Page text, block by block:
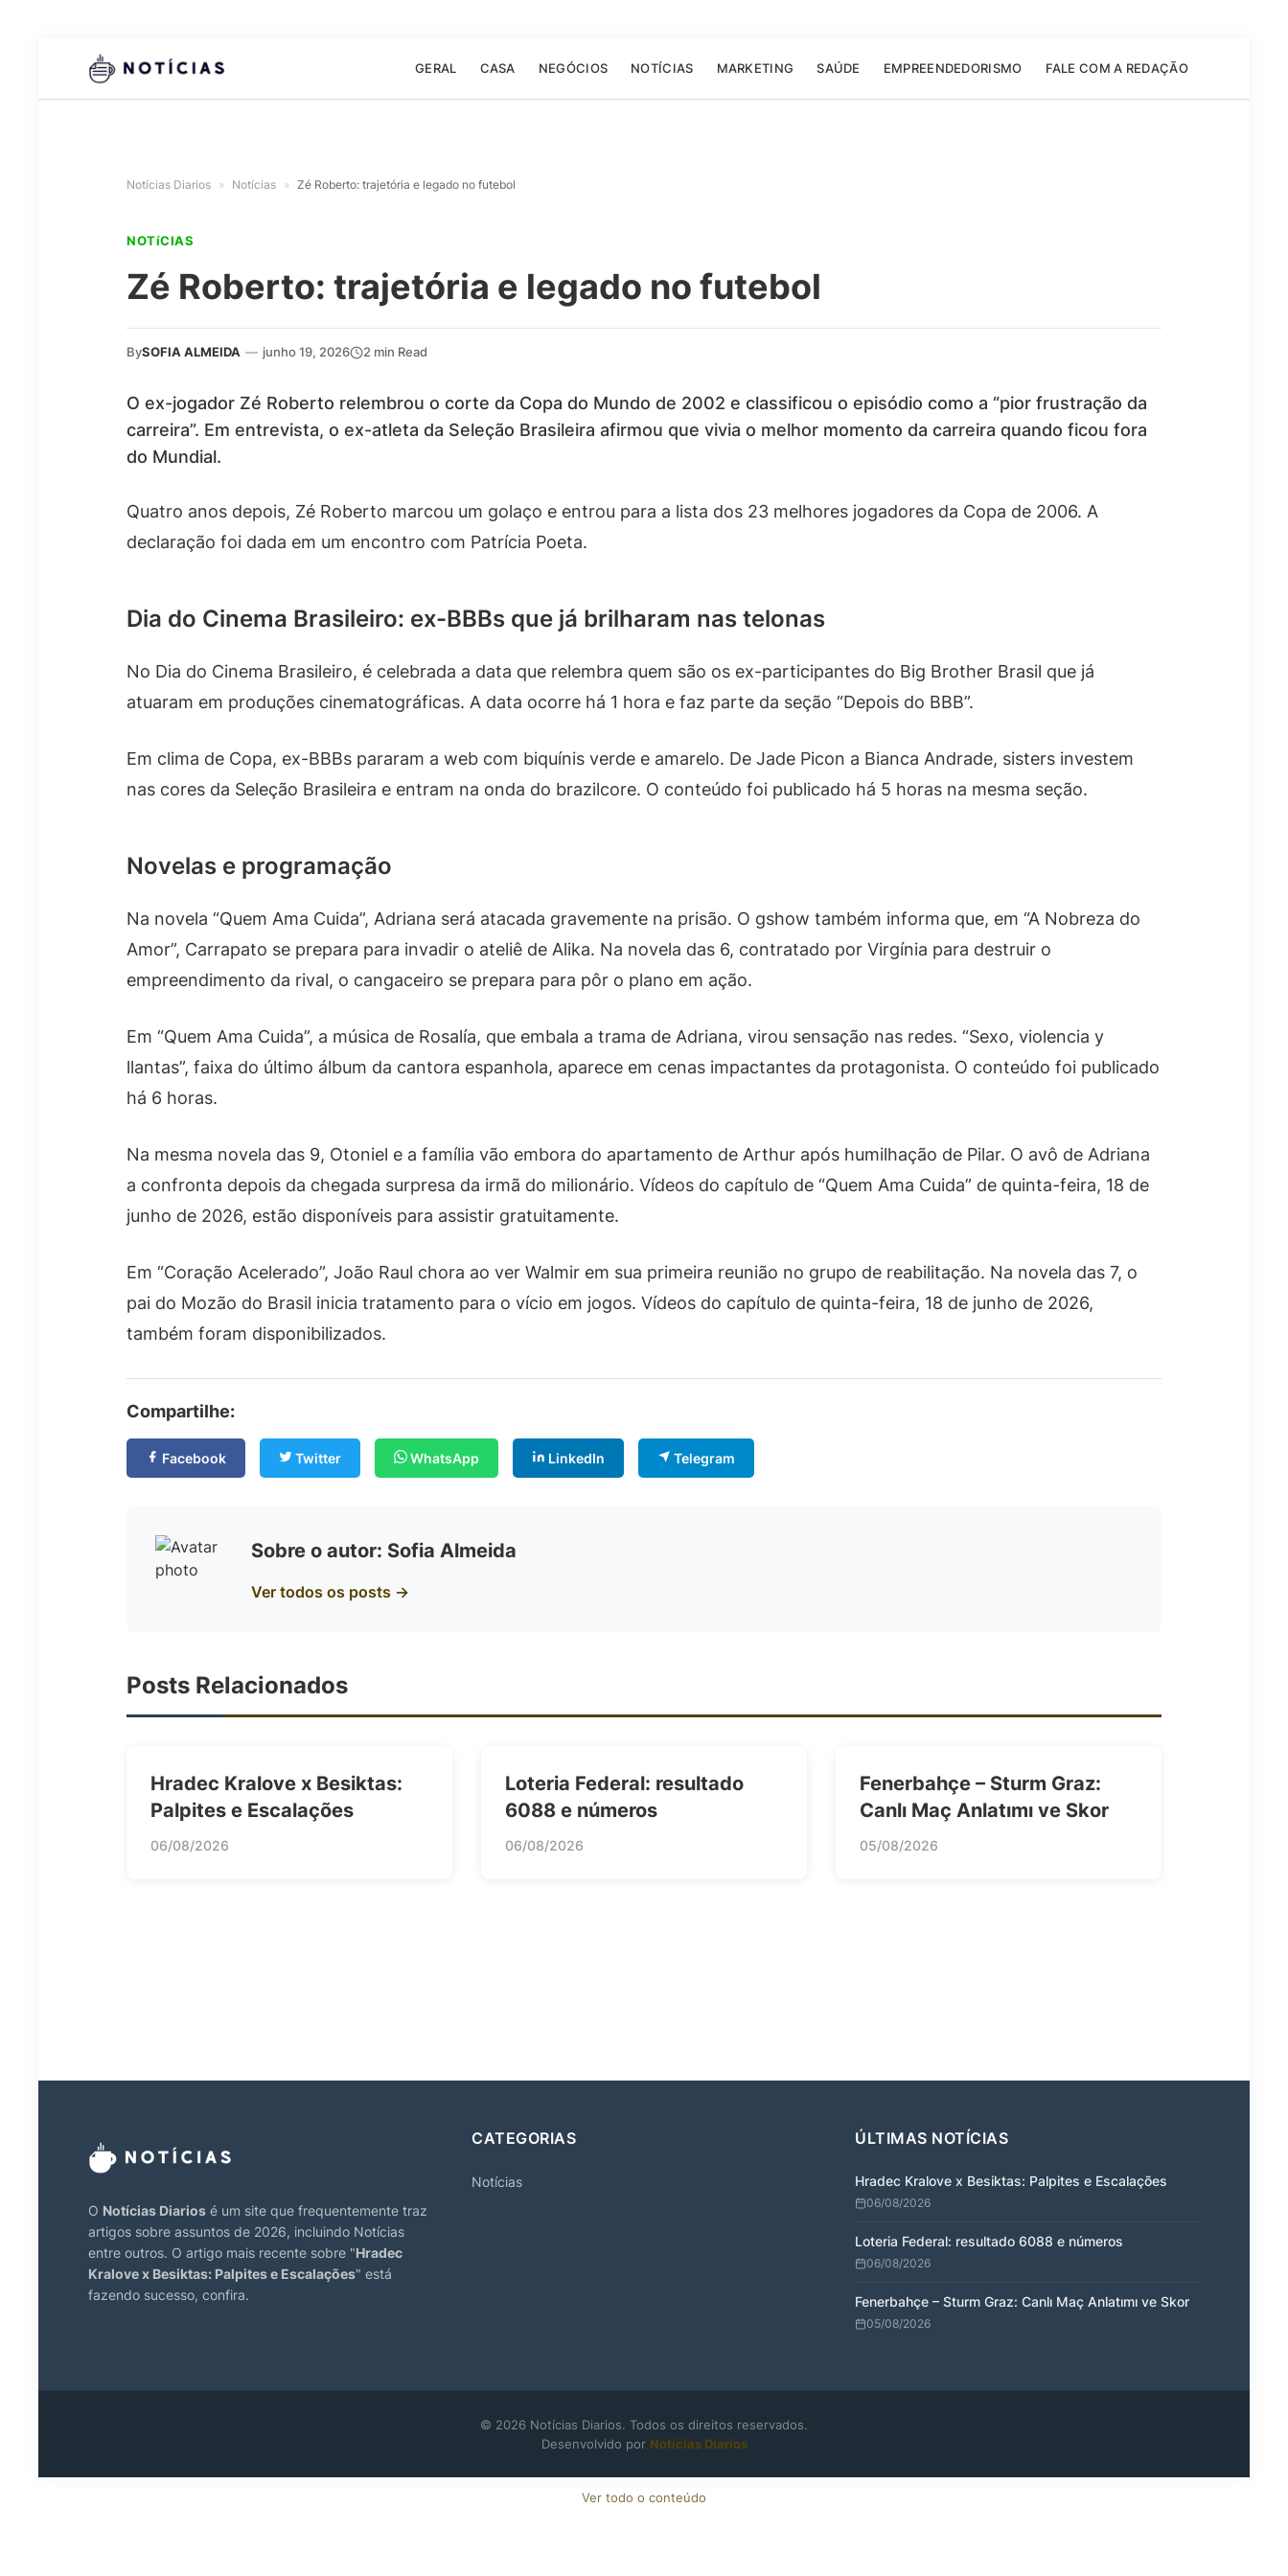
GERAL CASA NEGÓCIOS NOTÍCIAS MARKETING SAÚDE EMPREENDEDORISMO FALE COM A REDAÇÃO
Notícias Diarios » Notícias » Zé Roberto: trajetória e legado no futebol
NOTíCIAS
Zé Roberto: trajetória e legado no futebol
BySOFIA ALMEIDA — junho 19, 2026 2 min Read
O ex-jogador Zé Roberto relembrou o corte da Copa do Mundo de 2002 e classificou o episódio como a “pior frustração da
carreira”. Em entrevista, o ex-atleta da Seleção Brasileira afirmou que vivia o melhor momento da carreira quando ficou fora
do Mundial.
Quatro anos depois, Zé Roberto marcou um golaço e entrou para a lista dos 23 melhores jogadores da Copa de 2006. A
declaração foi dada em um encontro com Patrícia Poeta.
Dia do Cinema Brasileiro: ex-BBBs que já brilharam nas telonas
No Dia do Cinema Brasileiro, é celebrada a data que relembra quem são os ex-participantes do Big Brother Brasil que já
atuaram em produções cinematográficas. A data ocorre há 1 hora e faz parte da seção “Depois do BBB”.
Em clima de Copa, ex-BBBs pararam a web com biquínis verde e amarelo. De Jade Picon a Bianca Andrade, sisters investem
nas cores da Seleção Brasileira e entram na onda do brazilcore. O conteúdo foi publicado há 5 horas na mesma seção.
Novelas e programação
Na novela “Quem Ama Cuida”, Adriana será atacada gravemente na prisão. O gshow também informa que, em “A Nobreza do
Amor”, Carrapato se prepara para invadir o ateliê de Alika. Na novela das 6, contratado por Virgínia para destruir o
empreendimento da rival, o cangaceiro se prepara para pôr o plano em ação.
Em “Quem Ama Cuida”, a música de Rosalía, que embala a trama de Adriana, virou sensação nas redes. “Sexo, violencia y
llantas”, faixa do último álbum da cantora espanhola, aparece em cenas impactantes da protagonista. O conteúdo foi publicado
há 6 horas.
Na mesma novela das 9, Otoniel e a família vão embora do apartamento de Arthur após humilhação de Pilar. O avô de Adriana
a confronta depois da chegada surpresa da irmã do milionário. Vídeos do capítulo de “Quem Ama Cuida” de quinta-feira, 18 de
junho de 2026, estão disponíveis para assistir gratuitamente.
Em “Coração Acelerado”, João Raul chora ao ver Walmir em sua primeira reunião no grupo de reabilitação. Na novela das 7, o
pai do Mozão do Brasil inicia tratamento para o vício em jogos. Vídeos do capítulo de quinta-feira, 18 de junho de 2026,
também foram disponibilizados.
Compartilhe:
Facebook Twitter WhatsApp LinkedIn Telegram
Sobre o autor: Sofia Almeida
Ver todos os posts →
Posts Relacionados
Hradec Kralove x Besiktas:
Palpites e Escalações
06/08/2026
Loteria Federal: resultado
6088 e números
06/08/2026
Fenerbahçe – Sturm Graz:
Canlı Maç Anlatımı ve Skor
05/08/2026
O Notícias Diarios é um site que frequentemente traz
artigos sobre assuntos de 2026, incluindo Notícias
entre outros. O artigo mais recente sobre "Hradec
Kralove x Besiktas: Palpites e Escalações" está
fazendo sucesso, confira.
CATEGORIAS
Notícias
ÚLTIMAS NOTÍCIAS
Hradec Kralove x Besiktas: Palpites e Escalações
06/08/2026
Loteria Federal: resultado 6088 e números
06/08/2026
Fenerbahçe – Sturm Graz: Canlı Maç Anlatımı ve Skor
05/08/2026
© 2026 Notícias Diarios. Todos os direitos reservados.
Desenvolvido por Notícias Diarios
Ver todo o conteúdo